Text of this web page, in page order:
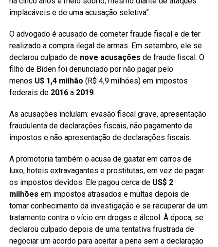
implacáveis e de uma acusação seletiva”.
O advogado é acusado de cometer fraude fiscal e de ter
realizado a compra ilegal de armas. Em setembro, ele se
declarou culpado de nove acusações de fraude fiscal. O
filho de Biden foi denunciado por não pagar pelo
menos U$ 1,4 milhão (R$ 4,9 milhões) em impostos
federais de 2016 a 2019.
As acusações incluíam: evasão fiscal grave, apresentação
fraudulenta de declarações fiscais, não pagamento de
impostos e não apresentação de declarações fiscais.
A promotoria também o acusa de gastar em carros de
luxo, hoteis extravagantes e prostitutas, em vez de pagar
os impostos devidos. Ele pagou cerca de US$ 2
milhões em impostos atrasados e multas depois de
tomar conhecimento da investigação e se recuperar de um
tratamento contra o vício em drogas e álcool. À época, se
declarou culpado depois de uma tentativa frustrada de
negociar um acordo para aceitar a pena sem a declaração